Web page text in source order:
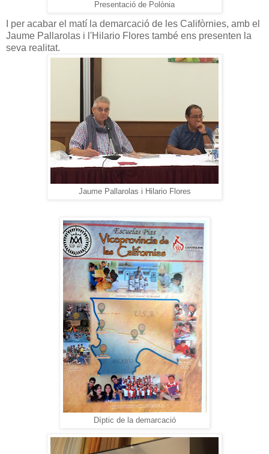
Presentació de Polònia
I per acabar el matí la demarcació de les Califòrnies, amb el
Jaume Pallarolas i l'Hilario Flores també ens presenten la
seva realitat.
Jaume Pallarolas i Hilario Flores
Díptic de la demarcació